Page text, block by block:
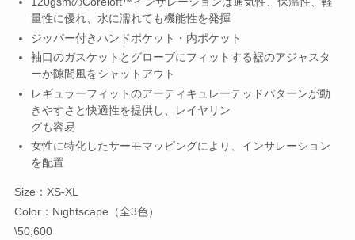
量性に優れ、水に濡れても機能性を発揮
ジッパー付きハンドポケット・内ポケット
袖口のガスケットとグローブにフィットする裾のアジャスタ
ーが隙間風をシャットアウト
レギュラーフィットのアーティキュレーテッドパターンが動
きやすさと快適性を提供し、レイヤリン
グも容易
女性に特化したサーモマッピングにより、インサレーション
を配置
Size：XS-XL
Color：Nightscape（全3色）
\50,600